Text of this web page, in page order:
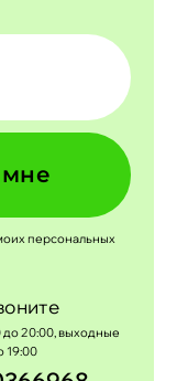
персональных
до 20:00, выходные
19:00